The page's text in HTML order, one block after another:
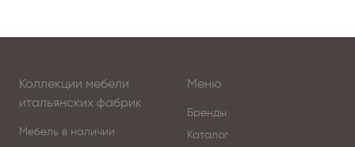
Коллекции мебели
итальянских фабрик
Мебель в наличии
Меню
Бренды
Каталог